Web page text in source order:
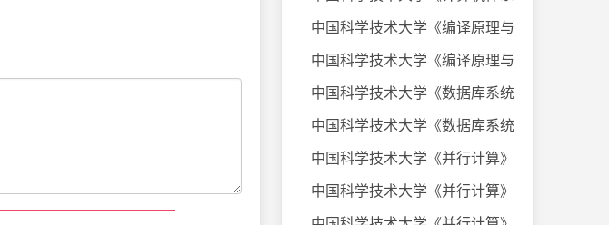
中国科学技术大学《编译原理与技术
中国科学技术大学《编译原理与技术
中国科学技术大学《数据库系统及应
中国科学技术大学《数据库系统及应
中国科学技术大学《并行计算》考试
中国科学技术大学《并行计算》考试